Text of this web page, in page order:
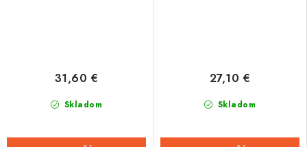
Skladom
31,60 €
Skladom
27,10 €